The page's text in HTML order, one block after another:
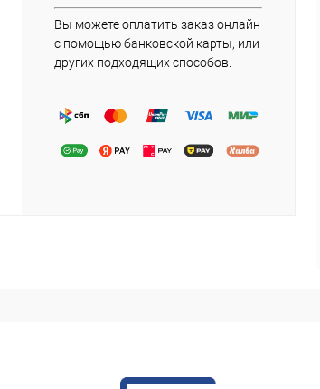
Вы можете оплатить заказ онлайн
с помощью банковской карты, или
других подходящих способов.